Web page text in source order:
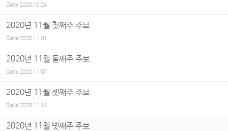
Date2020.10.24
2020년 11월 첫째주 주보
Date2020.11.01
2020년 11월 둘째주 주보
Date2020.11.07
2020년 11월 셋째주 주보
Date2020.11.14
2020년 11월 넷째주 주보